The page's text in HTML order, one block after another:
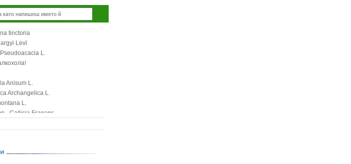
tinctoria
Levl
L.
Anisum L.
Archangelica L.
L.
- Callisia Fragans
calamus L.